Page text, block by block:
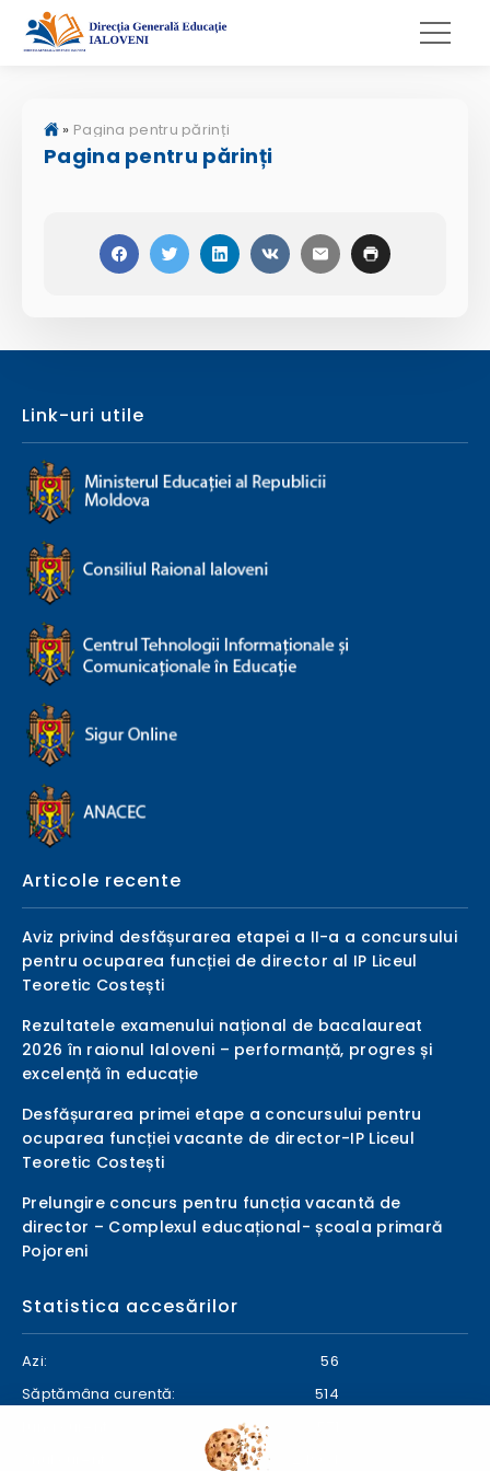
» Pagina pentru părinți
Pagina pentru părinți
Link-uri utile
Articole recente
Aviz privind desfășurarea etapei a II-a a concursului
pentru ocuparea funcției de director al IP Liceul
Teoretic Costești
Rezultatele examenului național de bacalaureat
2026 în raionul Ialoveni – performanță, progres și
excelență în educație
Desfășurarea primei etape a concursului pentru
ocuparea funcției vacante de director-IP Liceul
Teoretic Costești
Prelungire concurs pentru funcția vacantă de
director – Complexul educațional- școala primară
Pojoreni
Statistica accesărilor
Azi:
56
Săptămâna curentă:
514